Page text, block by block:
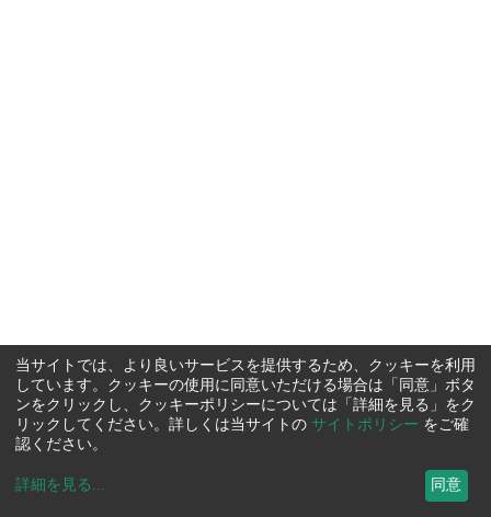
当サイトでは、より良いサービスを提供するため、クッキーを利用
しています。クッキーの使用に同意いただける場合は「同意」ボタ
ンをクリックし、クッキーポリシーについては「詳細を見る」をク
リックしてください。詳しくは当サイトの サイトポリシー をご確
認ください。
詳細を見る ... 同意